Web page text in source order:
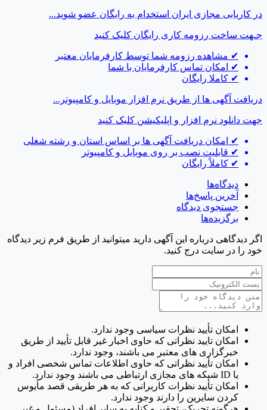
کاریابی مجازی ایران استخدام به رایگان عضو شوید...
ساخت رزومه کاری رایگانکلیک کنید
✔مشاهده رزومه شما توسط کارفرمایان معتبر
✔امکان تماس کارفرمایان با شما
✔کاملا رایگان
آگهی ها از طریق نرم افزار موبایل و کامپیوتر...
دانلود نرم افزار و اپلیکیشنکلیک کنید
✔امکان دریافت آگهی ها بر اساس استان و رشته شغلی
✔قابلیت نصب بر روی موبایل و کامپیوتر
✔کاملاً رایگان
دیدگاه‌ها
آخرین پاسخ‌ها
جستجوی دیدگاه
برگزیده‌ها
دیدگاهی درباره این آگهی دارید میتوانید از طریق فرم زیر دیدگاه
را در سایت درج کنید.
امکان تأیید نظرات سیاسی وجود ندارد.
امکان تایید نظراتی که حاوی اخبار غیر قابل تأیید از طریق
خبرگزاری های معتبر می باشند، وجود ندارد.
امکان تأیید نظراتی که حاوی اطلاعات تماس شخصی افراد و
یا ID شبکه های مجازی ارتباطی می باشند وجود ندارد.
امکان تأیید نظرات کاربرانی که به هر طریقی قصد مأیوس
کردن سایرین را دارند وجود ندارد.